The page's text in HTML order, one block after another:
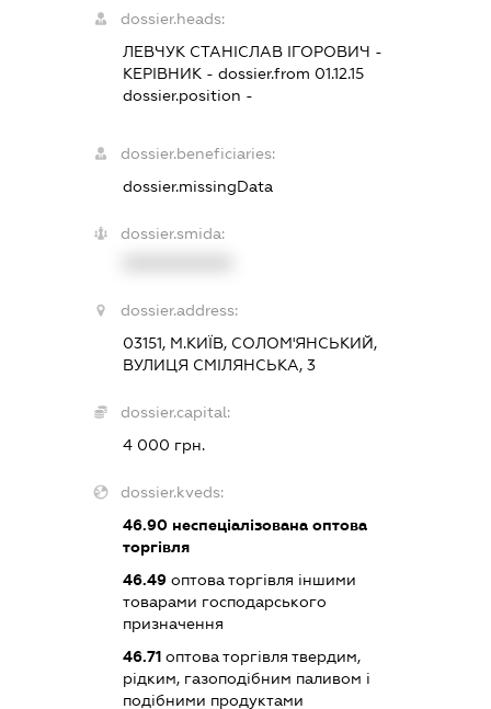
dossier.heads:
ЛЕВЧУК СТАНІСЛАВ ІГОРОВИЧ -
КЕРІВНИК- dossier.from 01.12.15
dossier.position -
dossier.beneficiaries:
dossier.missingData
dossier.smida:
dossier.address:
03151, М.КИЇВ, СОЛОМ'ЯНСЬКИЙ,
ВУЛИЦЯ СМІЛЯНСЬКА, 3
dossier.capital:
4 000 грн.
dossier.kveds:
46.90неспеціалізована оптова
торгівля
46.49оптова торгівля іншими
товарами господарського
призначення
46.71оптова торгівля твердим,
рідким, газоподібним паливом і
подібними продуктами